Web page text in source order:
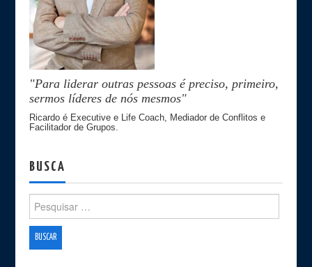
"Para liderar outras pessoas é preciso, primeiro,
sermos líderes de nós mesmos"
Ricardo é Executive e Life Coach, Mediador de Conflitos e
Facilitador de Grupos.
BUSCA
Search for: